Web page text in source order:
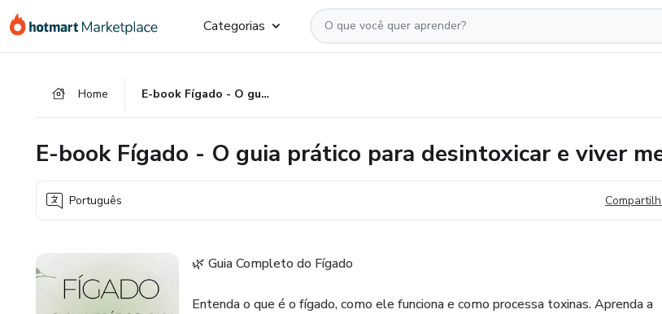
para
para
para
Categorias
Home E-book Fígado - O guia prático para desintoxicar e viver melhor
E-book Fígado - O guia prático para desintoxicar e viver
Português
🌿 Guia Completo do Fígado
Entenda o que é o fígado, como ele funciona e como processa toxinas. Aprenda a